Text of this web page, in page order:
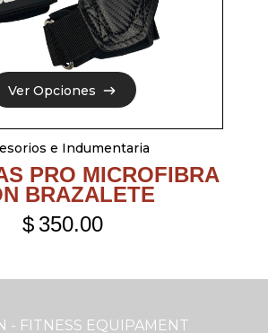
Ver Opciones
Ver Opciones
e Indumentaria
PRO MICROFIBRA
BRAZALETE
$ 350.00